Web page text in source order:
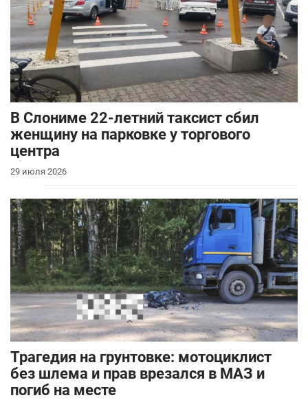
В Слониме 22-летний таксист сбил
женщину на парковке у торгового
центра
29 июля 2026
Трагедия на грунтовке: мотоциклист
без шлема и прав врезался в МАЗ и
погиб на месте